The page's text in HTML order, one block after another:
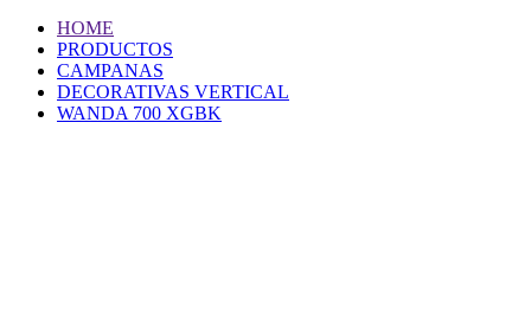
HOME
PRODUCTOS
CAMPANAS
DECORATIVAS VERTICAL
WANDA 700 XGBK